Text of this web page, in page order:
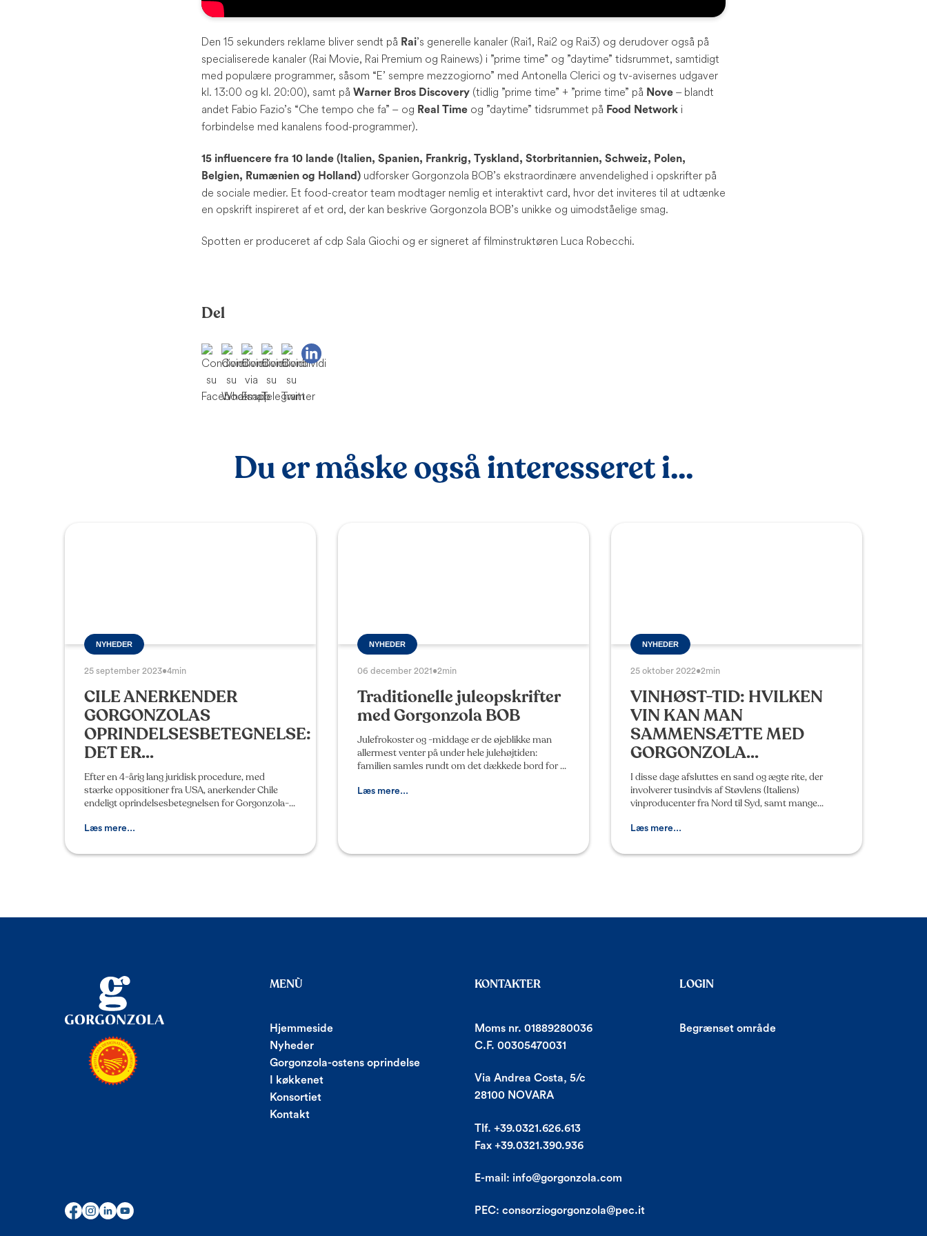
Den 15 sekunders reklame bliver sendt på Rai’s generelle kanaler (Rai1, Rai2 og Rai3) og derudover også på
specialiserede kanaler (Rai Movie, Rai Premium og Rainews) i ”prime time” og ”daytime” tidsrummet, samtidigt
med populære programmer, såsom “E’ sempre mezzogiorno” med Antonella Clerici og tv-avisernes udgaver
kl. 13:00 og kl. 20:00), samt på Warner Bros Discovery (tidlig ”prime time” + ”prime time” på Nove – blandt
andet Fabio Fazio’s “Che tempo che fa” – og Real Time og ”daytime” tidsrummet på Food Network i
forbindelse med kanalens food-programmer).
15 influencere fra 10 lande (Italien, Spanien, Frankrig, Tyskland, Storbritannien, Schweiz, Polen,
Belgien, Rumænien og Holland) udforsker Gorgonzola BOB’s ekstraordinære anvendelighed i opskrifter på
de sociale medier. Et food-creator team modtager nemlig et interaktivt card, hvor det inviteres til at udtænke
en opskrift inspireret af et ord, der kan beskrive Gorgonzola BOB’s unikke og uimodståelige smag.
Spotten er produceret af cdp Sala Giochi og er signeret af filminstruktøren Luca Robecchi.
Del
Du er måske også interesseret i...
NYHEDER
25 september 2023•4min
CILE ANERKENDER
GORGONZOLAS
OPRINDELSESBETEGNELSE:
DET ER...
Efter en 4-årig lang juridisk procedure, med
stærke oppositioner fra USA, anerkender Chile
endeligt oprindelsesbetegnelsen for Gorgonzola-
fejret på den
Læs mere...
NYHEDER
06 december 2021 •2min
Traditionelle juleopskrifter
med Gorgonzola BOB
Julefrokoster og -middage er de øjeblikke man
allermest venter på under hele julehøjtiden:
familien samles rundt om det dækkede bord for at
italiensk region,
Læs mere...
NYHEDER
25 oktober 2022•2min
VINHØST-TID: HVILKEN
VIN KAN MAN
SAMMENSÆTTE MED
GORGONZOLA...
I disse dage afsluttes en sand og ægte rite, der
involverer tusindvis af Støvlens (Italiens)
vinproducenter fra Nord til Syd, samt mange
vindruesorter i Ita
Læs mere...
MENÙ
Hjemmeside
Nyheder
Gorgonzola-ostens oprindelse
I køkkenet
Konsortiet
Kontakt
KONTAKTER
Moms nr. 01889280036
C.F. 00305470031
Via Andrea Costa, 5/c
28100 NOVARA
Tlf. +39.0321.626.613
Fax +39.0321.390.936
E-mail: info@gorgonzola.com
PEC: consorziogorgonzola@pec.it
LOGIN
Begrænset område